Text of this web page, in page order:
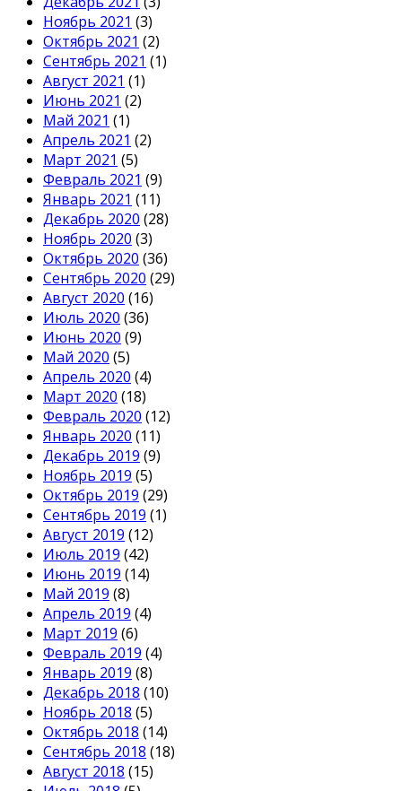
Ноябрь 2021 (3)
Октябрь 2021 (2)
Сентябрь 2021 (1)
Август 2021 (1)
Июнь 2021 (2)
Май 2021 (1)
Апрель 2021 (2)
Март 2021 (5)
Февраль 2021 (9)
Январь 2021 (11)
Декабрь 2020 (28)
Ноябрь 2020 (3)
Октябрь 2020 (36)
Сентябрь 2020 (29)
Август 2020 (16)
Июль 2020 (36)
Июнь 2020 (9)
Май 2020 (5)
Апрель 2020 (4)
Март 2020 (18)
Февраль 2020 (12)
Январь 2020 (11)
Декабрь 2019 (9)
Ноябрь 2019 (5)
Октябрь 2019 (29)
Сентябрь 2019 (1)
Август 2019 (12)
Июль 2019 (42)
Июнь 2019 (14)
Май 2019 (8)
Апрель 2019 (4)
Март 2019 (6)
Февраль 2019 (4)
Январь 2019 (8)
Декабрь 2018 (10)
Ноябрь 2018 (5)
Октябрь 2018 (14)
Сентябрь 2018 (18)
Август 2018 (15)